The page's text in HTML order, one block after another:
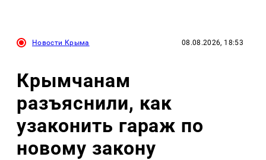
Новости Крыма 08.08.2026, 18:53
Крымчанам
разъяснили, как
узаконить гараж по
новому закону